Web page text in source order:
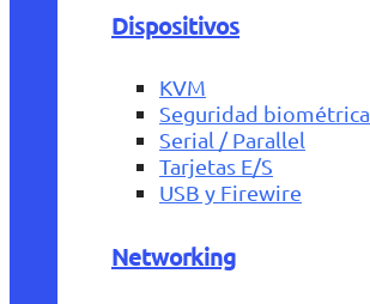
Dispositivos
KVM
Seguridad biométrica
Serial / Parallel
Tarjetas E/S
USB y Firewire
Networking